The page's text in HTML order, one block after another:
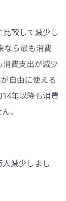
比較して減少し
なら最も消費
消費支出が減少
自由に使える
年以降も消費
。
人減少しまし